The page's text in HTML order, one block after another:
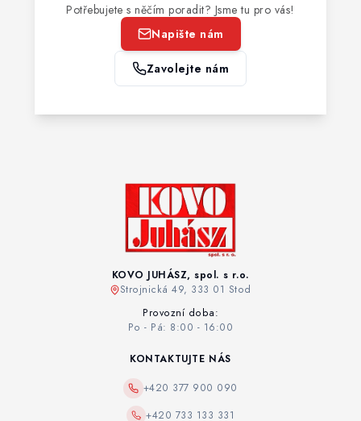
Potřebujete s něčím poradit? Jsme tu pro vás!
Napište nám
Zavolejte nám
KOVO JUHÁSZ, spol. s r.o.
Strojnická 49, 333 01 Stod
Provozní doba:
Po - Pá: 8:00 - 16:00
KONTAKTUJTE NÁS
+420 377 900 090
+420 733 133 331